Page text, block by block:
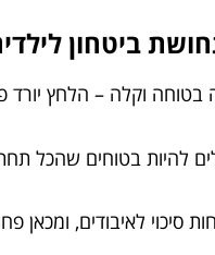
ביטחון
וקלה – הלחץ יורד
להיות בטוחים שהכל
סיכוי לאיבודים, ומכאן